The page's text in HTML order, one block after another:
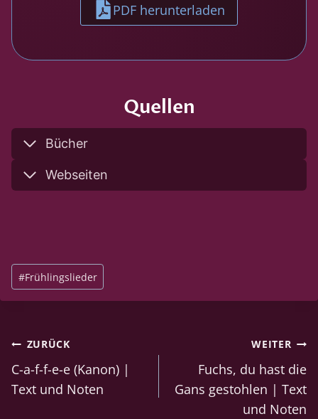
PDF herunterladen
Quellen
Bücher
Webseiten
S
c
a
g
w
#Frühlingslieder
Beitragsnavigation
ZURÜCK
C-a-f-f-e-e (Kanon) |
Text und Noten
WEITER
Fuchs, du hast die
Gans gestohlen | Text
und Noten